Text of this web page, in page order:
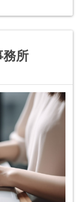
務所